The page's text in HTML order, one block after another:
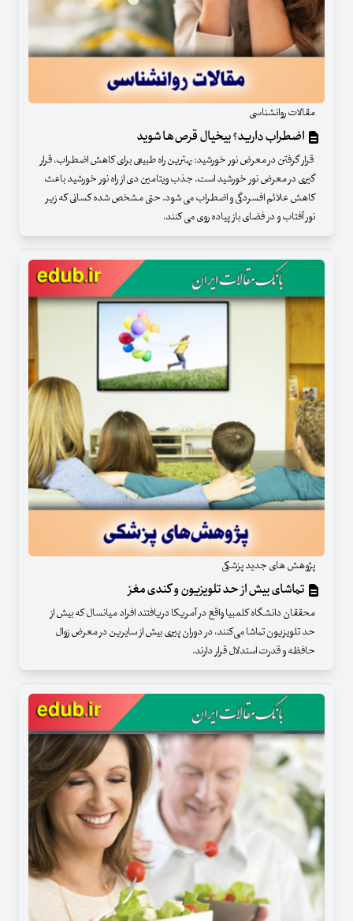
مقالات روانشناسی
اضطراب دارید؟ بیخیال قرص‌ها شوید
قرار گرفتن در معرض نور خورشید: بهترین راه طبیعی برای کاهش اضطراب، قرار
گیری در معرض نور خورشید است. جذب ویتامین دی از راه نور خورشید باعث
کاهش علائم افسردگی و اضطراب می شود. حتی مشخص شده کسانی که زیر
نور آفتاب و در فضای باز پیاده روی می کنند،
پژوهش های جدید پزشکی
تماشای بیش از حد تلویزیون و کندی مغز
محققان دانشگاه کلمبیا واقع در آمریکا دریافتند افراد میانسال که بیش از
حد تلویزیون تماشا می‌کنند، در دوران پیری بیش از سایرین در معرض زوال
حافظه و قدرت استدلال قرار دارند.